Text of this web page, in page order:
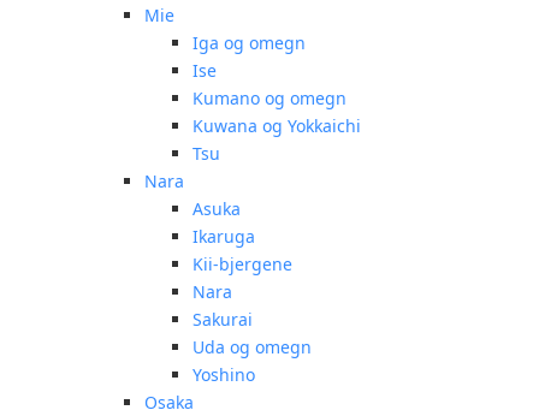
Mie
Iga og omegn
Ise
Kumano og omegn
Kuwana og Yokkaichi
Tsu
Nara
Asuka
Ikaruga
Kii-bjergene
Nara
Sakurai
Uda og omegn
Yoshino
Osaka